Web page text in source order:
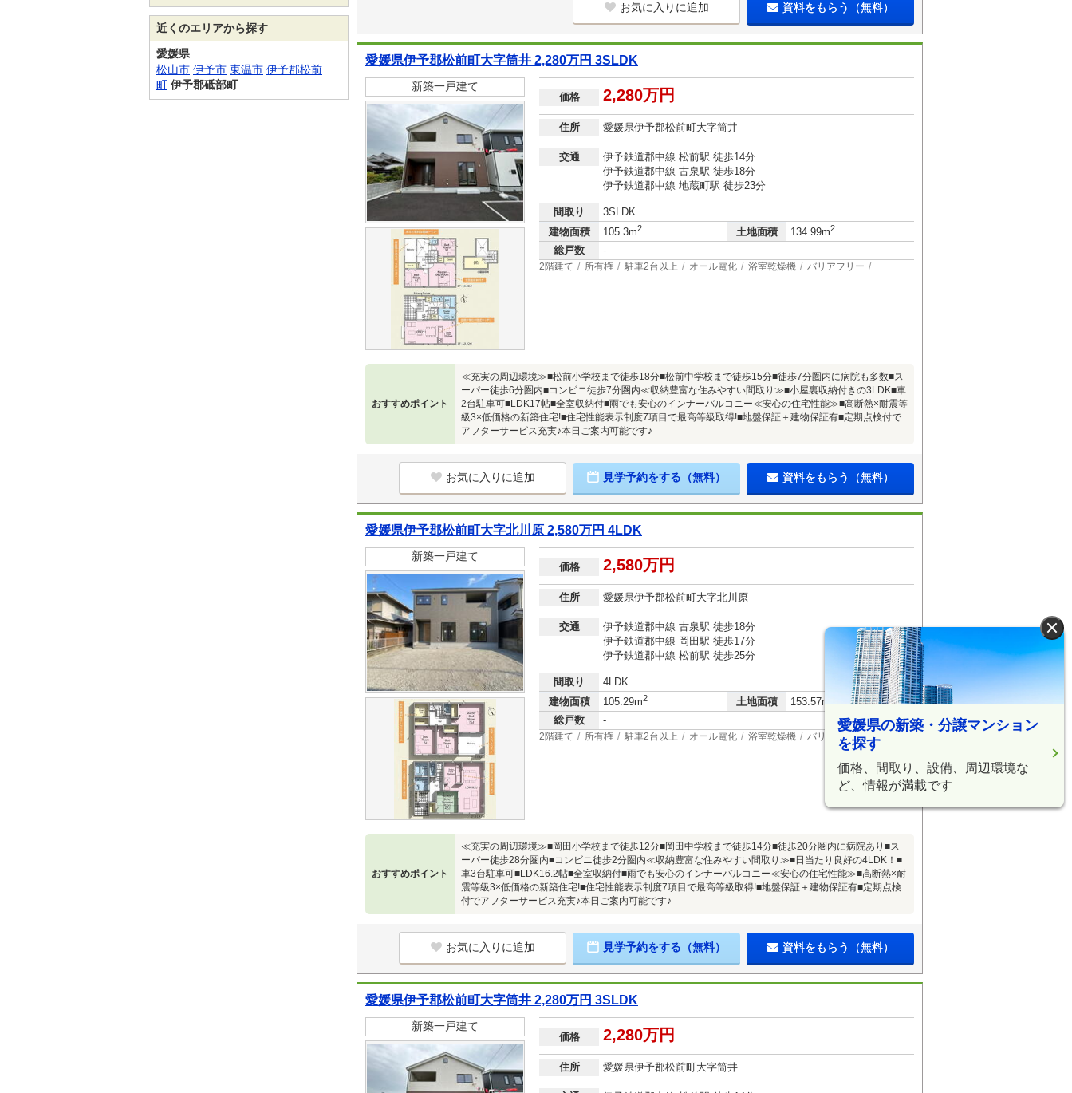
お気に入りに追加 資料をもらう（無料）
愛媛県伊予郡松前町大字筒井 2,280万円 3SLDK
新築一戸建て
価格 2,280万円
住所 愛媛県伊予郡松前町大字筒井
交通
伊予鉄道郡中線 松前駅 徒歩14分
伊予鉄道郡中線 古泉駅 徒歩18分
伊予鉄道郡中線 地蔵町駅 徒歩23分
間取り
3SLDK
建物面積
105.3m2 土地面積 134.99m2
総戸数 -
2階建て 所有権 駐車2台以上 オール電化 浴室乾燥機 バリアフリー
おすすめポイント
≪充実の周辺環境≫■松前小学校まで徒歩18分■松前中学校まで徒歩15分■徒歩7分圏内に病院も多数■ス
ーパー徒歩6分圏内■コンビニ徒歩7分圏内≪収納豊富な住みやすい間取り≫■小屋裏収納付きの3LDK■車
2台駐車可■LDK17帖■全室収納付■雨でも安心のインナーバルコニー≪安心の住宅性能≫■高断熱×耐震等
級3×低価格の新築住宅!■住宅性能表示制度7項目で最高等級取得!■地盤保証＋建物保証有■定期点検付で
アフターサービス充実♪本日ご案内可能です♪
お気に入りに追加 見学予約をする（無料） 資料をもらう（無料）
愛媛県伊予郡松前町大字北川原 2,580万円 4LDK
新築一戸建て
価格 2,580万円
住所 愛媛県伊予郡松前町大字北川原
交通
伊予鉄道郡中線 古泉駅 徒歩18分
伊予鉄道郡中線 岡田駅 徒歩17分
伊予鉄道郡中線 松前駅 徒歩25分
間取り
4LDK
建物面積
105.29m2 土地面積 153.57m
総戸数 -
2階建て 所有権 駐車2台以上 オール電化 浴室乾燥機 バリアフリー
おすすめポイント
≪充実の周辺環境≫■岡田小学校まで徒歩12分■岡田中学校まで徒歩14分■徒歩20分圏内に病院あり■ス
ーパー徒歩28分圏内■コンビニ徒歩2分圏内≪収納豊富な住みやすい間取り≫■日当たり良好の4LDK！■
車3台駐車可■LDK16.2帖■全室収納付■雨でも安心のインナーバルコニー≪安心の住宅性能≫■高断熱×耐
震等級3×低価格の新築住宅!■住宅性能表示制度7項目で最高等級取得!■地盤保証＋建物保証有■定期点検
付でアフターサービス充実♪本日ご案内可能です♪
お気に入りに追加 見学予約をする（無料） 資料をもらう（無料）
愛媛県伊予郡松前町大字筒井 2,280万円 3SLDK
新築一戸建て
価格 2,280万円
住所 愛媛県伊予郡松前町大字筒井
×
愛媛県の新築・分譲マンション
を探す
価格、間取り、設備、周辺環境な
ど、情報が満載です
近くのエリアから探す
愛媛県
松山市 伊予市 東温市 伊予郡松前
町 伊予郡砥部町